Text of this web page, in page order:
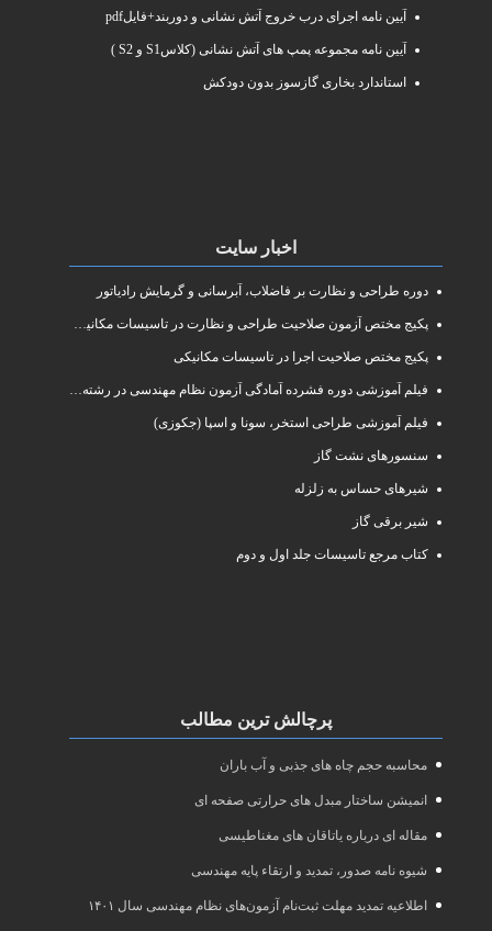
آیین نامه اجرای درب خروج آتش نشانی و دوربند+فایلpdf
آیین نامه مجموعه پمپ های آتش نشانی (کلاسS1 و S2 )
استاندارد بخاری گازسوز بدون دودکش
اخبار سایت
دوره طراحی و نظارت بر فاضلاب، آبرسانی و گرمایش رادیاتور
پکیج مختص آزمون صلاحیت طراحی و نظارت در تاسیسات مکانیکی
پکیج مختص صلاحیت اجرا در تاسیسات مکانیکی
فیلم آموزشی دوره فشرده آمادگی آزمون نظام مهندسی در رشته طراحی و نظارت تاسیسات مکانیکی ساختمان
فیلم آموزشی طراحی استخر، سونا و اسپا (جکوزی)
سنسورهای نشت گاز
شیرهای حساس به زلزله
شیر برقی گاز
کتاب مرجع تاسیسات جلد اول و دوم
پرچالش ترین مطالب
محاسبه حجم چاه های جذبی و آب باران
انمیشن ساختار مبدل های حرارتی صفحه ای
مقاله ای درباره یاتاقان های مغناطیسی
شیوه نامه صدور، تمدید و ارتقاء پایه مهندسی
اطلاعیه تمدید مهلت ثبت‌نام آزمون‌های نظام مهندسی سال ۱۴۰۱